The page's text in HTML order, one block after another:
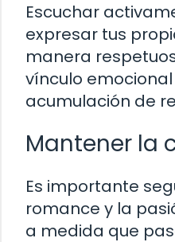
Escuchar
expresar tus
manera
vínculo
acumulación de
Mantener la
Es importante
romance y la
a medida que